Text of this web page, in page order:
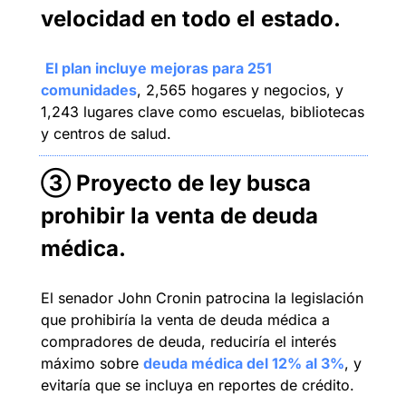
velocidad en todo el estado.
El plan incluye mejoras para 251
comunidades, 2,565 hogares y negocios, y
1,243 lugares clave como escuelas, bibliotecas
y centros de salud.
③ Proyecto de ley busca
prohibir la venta de deuda
médica.
El senador John Cronin patrocina la legislación
que prohibiría la venta de deuda médica a
compradores de deuda, reduciría el interés
máximo sobre deuda médica del 12% al 3%, y
evitaría que se incluya en reportes de crédito.